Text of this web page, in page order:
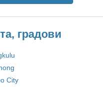
градови
City